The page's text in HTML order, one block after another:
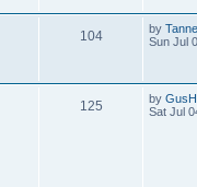
104 by
Sun Jul
125 by
Sat Jul